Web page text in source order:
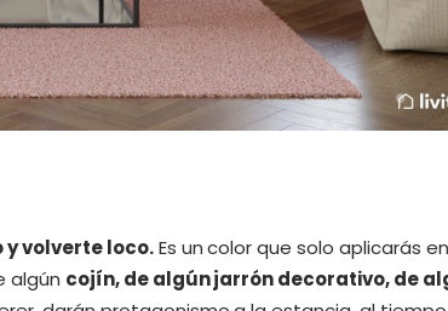
volverte loco.Es un color que solo aplicarás en
algún cojín, de algún jarrón decorativo, de